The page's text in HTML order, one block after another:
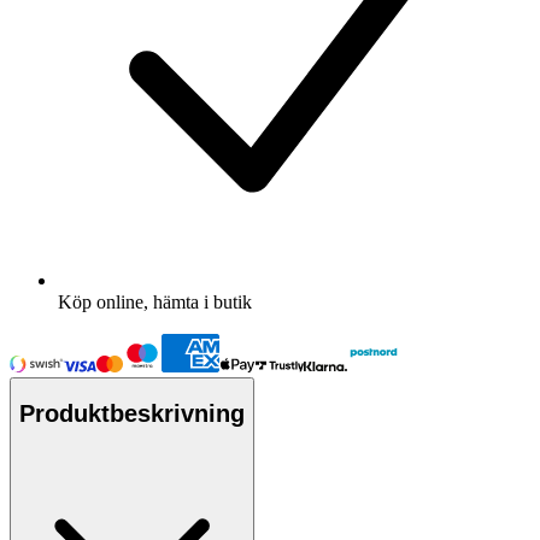
Köp online, hämta i butik
Produktbeskrivning